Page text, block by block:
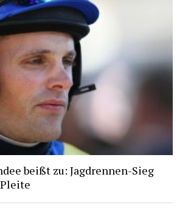
beißt zu: Jagdrennen-Sieg